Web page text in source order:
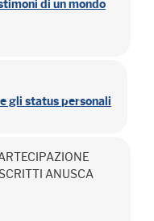
di un mondo
gli status personali
ANUSCA